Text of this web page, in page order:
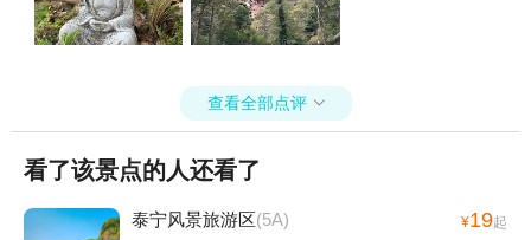
查看全部点评 
看了该景点的人还看了
泰宁风景旅游区(5A) ¥19起